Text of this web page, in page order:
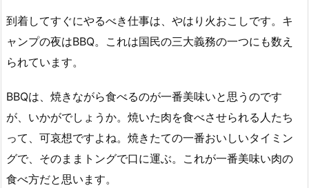
到着してすぐにやるべき仕事は、やはり火おこしです。キ
ャンプの夜はBBQ。これは国民の三大義務の一つにも数え
られています。
BBQは、焼きながら食べるのが一番美味いと思うのです
が、いかがでしょうか。焼いた肉を食べさせられる人たち
って、可哀想ですよね。焼きたての一番おいしいタイミン
グで、そのままトングで口に運ぶ。これが一番美味い肉の
食べ方だと思います。